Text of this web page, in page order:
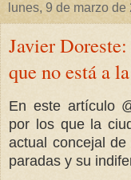
lunes, 9 de marzo de
Javier
que no está a
En este artículo
por los que la
actual concejal
paradas y su